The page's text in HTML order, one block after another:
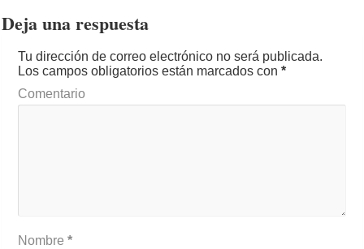
Deja una respuesta
Tu dirección de correo electrónico no será publicada.
Los campos obligatorios están marcados con*
Comentario
Nombre*